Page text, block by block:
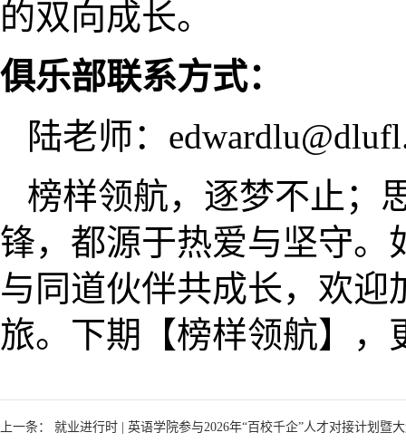
的双向成长。
俱乐部联系方式：
陆老师：
榜样领航，逐梦不止；
锋，都源于热爱与坚守。
与同道伙伴共成长，欢
旅。下期【榜样领航】
上一条： 就业进行时 | 英语学院参与2026年“百校千企”人才对接计划暨